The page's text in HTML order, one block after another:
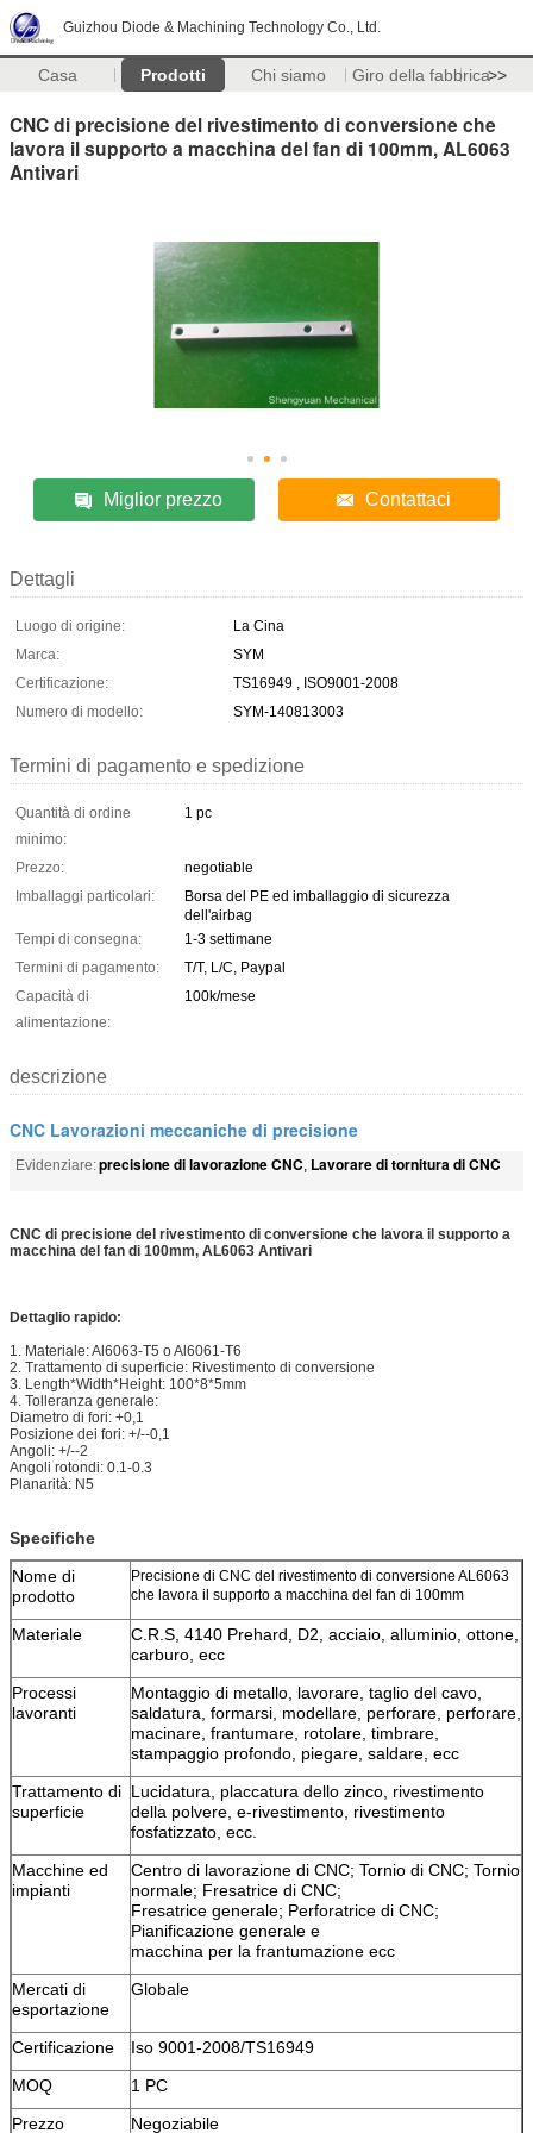
Guizhou Diode & Machining Technology Co., Ltd.
Casa Prodotti Chi siamo Giro della fabbrica>>
CNC di precisione del rivestimento di conversione che
lavora il supporto a macchina del fan di 100mm, AL6063
Antivari
Miglior prezzo Contattaci
Dettagli
Luogo di origine:
La Cina
Marca:
SYM
Certificazione:
TS16949 , ISO9001-2008
Numero di modello:
SYM-140813003
Termini di pagamento e spedizione
Quantità di ordine
minimo:
1 pc
Prezzo:
negotiable
Imballaggi particolari:
Borsa del PE ed imballaggio di sicurezza
dell'airbag
Tempi di consegna:
1-3 settimane
Termini di pagamento:
T/T, L/C, Paypal
Capacità di
alimentazione:
100k/mese
descrizione
CNC Lavorazioni meccaniche di precisione
Evidenziare:precisione di lavorazione CNC, Lavorare di tornitura di CNC
CNC di precisione del rivestimento di conversione che lavora il supporto a
macchina del fan di 100mm, AL6063 Antivari
Dettaglio rapido:
1. Materiale: Al6063-T5 o Al6061-T6
2. Trattamento di superficie: Rivestimento di conversione
3. Length*Width*Height: 100*8*5mm
4. Tolleranza generale:
Diametro di fori: +0,1
Posizione dei fori: +/--0,1
Angoli: +/--2
Angoli rotondi: 0.1-0.3
Planarità: N5
Specifiche
Nome di
prodotto
Precisione di CNC del rivestimento di conversione AL6063
che lavora il supporto a macchina del fan di 100mm
Materiale
C.R.S, 4140 Prehard, D2, acciaio, alluminio, ottone,
carburo, ecc
Processi
lavoranti
Montaggio di metallo, lavorare, taglio del cavo,
saldatura, formarsi, modellare, perforare, perforare,
macinare, frantumare, rotolare, timbrare,
stampaggio profondo, piegare, saldare, ecc
Trattamento di
superficie
Lucidatura, placcatura dello zinco, rivestimento
della polvere, e-rivestimento, rivestimento
fosfatizzato, ecc.
Macchine ed
impianti
Centro di lavorazione di CNC; Tornio di CNC; Tornio
normale; Fresatrice di CNC;
Fresatrice generale; Perforatrice di CNC;
Pianificazione generale e
macchina per la frantumazione ecc
Mercati di
esportazione
Globale
Certificazione
Iso 9001-2008/TS16949
MOQ
1 PC
Prezzo
Negoziabile